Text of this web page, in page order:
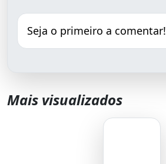
Seja o primeiro a comentar!
Mais visualizados